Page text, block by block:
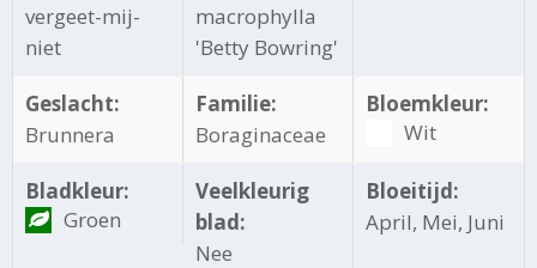
vergeet-mij-
niet
macrophylla
'Betty Bowring'
Geslacht:
Brunnera
Familie:
Boraginaceae
Bloemkleur:
Wit
Bladkleur:
Groen
Veelkleurig
blad:
Nee
Bloeitijd:
April, Mei, Juni